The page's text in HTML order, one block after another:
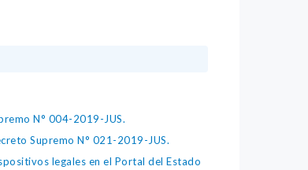
N° 004-2019-JUS.
Supremo N° 021-2019-JUS.
legales en el Portal del Estado